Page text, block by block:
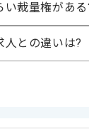
グローバ
国内最高
向上心が
い裁量権がある
人との違いは?